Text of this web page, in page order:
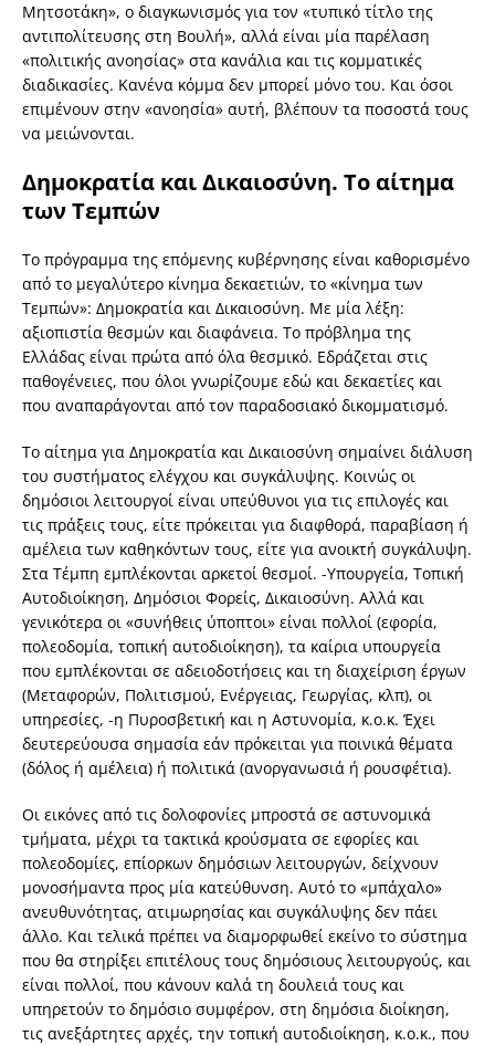
Μητσοτάκη», ο διαγκωνισμός για τον «τυπικό τίτλο της
αντιπολίτευσης στη Βουλή», αλλά είναι μία παρέλαση
«πολιτικής ανοησίας» στα κανάλια και τις κομματικές
διαδικασίες. Κανένα κόμμα δεν μπορεί μόνο του. Και όσοι
επιμένουν στην «ανοησία» αυτή, βλέπουν τα ποσοστά τους
να μειώνονται.
Δημοκρατία και Δικαιοσύνη. Το αίτημα
των Τεμπών
Το πρόγραμμα της επόμενης κυβέρνησης είναι καθορισμένο
από το μεγαλύτερο κίνημα δεκαετιών, το «κίνημα των
Τεμπών»: Δημοκρατία και Δικαιοσύνη. Με μία λέξη:
αξιοπιστία θεσμών και διαφάνεια. Το πρόβλημα της
Ελλάδας είναι πρώτα από όλα θεσμικό. Εδράζεται στις
παθογένειες, που όλοι γνωρίζουμε εδώ και δεκαετίες και
που αναπαράγονται από τον παραδοσιακό δικομματισμό.
Το αίτημα για Δημοκρατία και Δικαιοσύνη σημαίνει διάλυση
του συστήματος ελέγχου και συγκάλυψης. Κοινώς οι
δημόσιοι λειτουργοί είναι υπεύθυνοι για τις επιλογές και
τις πράξεις τους, είτε πρόκειται για διαφθορά, παραβίαση ή
αμέλεια των καθηκόντων τους, είτε για ανοικτή συγκάλυψη.
Στα Τέμπη εμπλέκονται αρκετοί θεσμοί. -Υπουργεία, Τοπική
Αυτοδιοίκηση, Δημόσιοι Φορείς, Δικαιοσύνη. Αλλά και
γενικότερα οι «συνήθεις ύποπτοι» είναι πολλοί (εφορία,
πολεοδομία, τοπική αυτοδιοίκηση), τα καίρια υπουργεία
που εμπλέκονται σε αδειοδοτήσεις και τη διαχείριση έργων
(Μεταφορών, Πολιτισμού, Ενέργειας, Γεωργίας, κλπ), οι
υπηρεσίες, -η Πυροσβετική και η Αστυνομία, κ.ο.κ. Έχει
δευτερεύουσα σημασία εάν πρόκειται για ποινικά θέματα
(δόλος ή αμέλεια) ή πολιτικά (ανοργανωσιά ή ρουσφέτια).
Οι εικόνες από τις δολοφονίες μπροστά σε αστυνομικά
τμήματα, μέχρι τα τακτικά κρούσματα σε εφορίες και
πολεοδομίες, επίορκων δημόσιων λειτουργών, δείχνουν
μονοσήμαντα προς μία κατεύθυνση. Αυτό το «μπάχαλο»
ανευθυνότητας, ατιμωρησίας και συγκάλυψης δεν πάει
άλλο. Και τελικά πρέπει να διαμορφωθεί εκείνο το σύστημα
που θα στηρίξει επιτέλους τους δημόσιους λειτουργούς, και
είναι πολλοί, που κάνουν καλά τη δουλειά τους και
υπηρετούν το δημόσιο συμφέρον, στη δημόσια διοίκηση,
τις ανεξάρτητες αρχές, την τοπική αυτοδιοίκηση, κ.ο.κ., που